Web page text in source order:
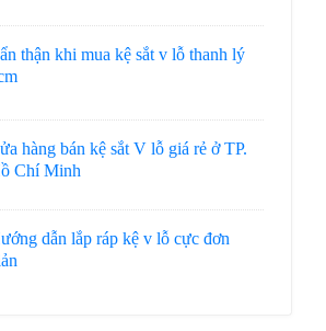
thận khi mua kệ sắt v lỗ thanh lý
hàng bán kệ sắt V lỗ giá rẻ ở TP.
Chí Minh
dẫn lắp ráp kệ v lỗ cực đơn